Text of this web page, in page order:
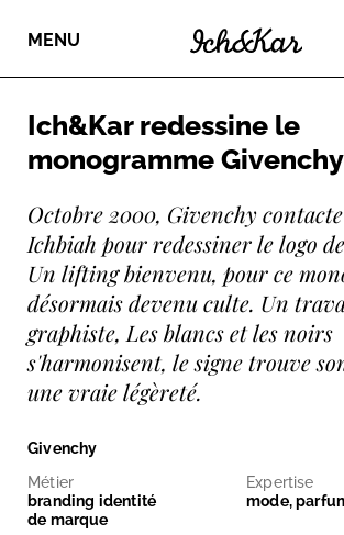
MENU
Ich&Kar redessine le
monogramme Givenchy
Octobre 2000, Givenchy
Ichbiah pour redessiner le logo
Un lifting bienvenu, pour ce
désormais devenu culte. Un
graphiste, Les blancs et les noirs
s'harmonisent, le signe trouve
une vraie légèreté.
Givenchy
Métier
branding identité
de marque
Expertise
mode,